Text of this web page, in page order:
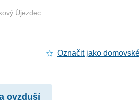
Újezdec
Označit jako
ovzduší